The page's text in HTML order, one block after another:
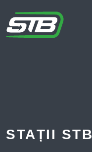
STAȚII STB